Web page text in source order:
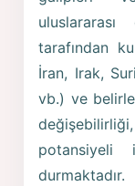
tarafından
İran, Irak,
vb.) ve